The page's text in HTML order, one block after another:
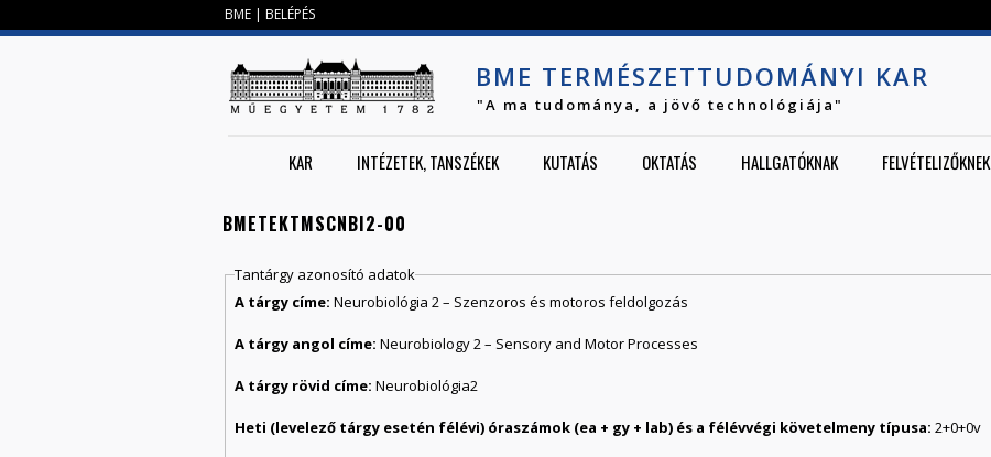
BME | BELÉPÉS
BME TERMÉSZETTUDOMÁNYI KAR
"A ma tudománya, a jövő technológiája"
KAR INTÉZETEK, TANSZÉKEK KUTATÁS OKTATÁS HALLGATÓKNAK FELVÉTELIZŐKNEK
BMETEKTMSCNBI2-00
Tantárgy azonosító adatok
A tárgy címe:Neurobiológia 2 – Szenzoros és motoros feldolgozás
A tárgy angol címe:Neurobiology 2 – Sensory and Motor Processes
A tárgy rövid címe:Neurobiológia2
2 0 0v